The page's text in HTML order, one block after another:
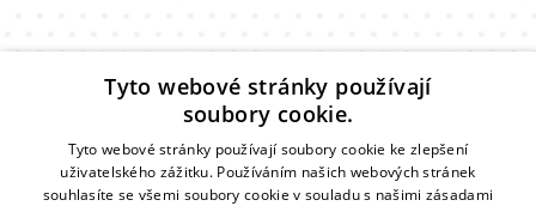
Náš tým konzultantů odpoví na vaše otázky!
ZRCADLOMAT
Tyto webové stránky používají
soubory cookie.
Tyto webové stránky používají soubory cookie ke zlepšení
uživatelského zážitku. Používáním našich webových stránek
souhlasíte se všemi soubory cookie v souladu s našimi zásadami